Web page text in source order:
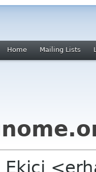
Home Mailing Lists
Ekici